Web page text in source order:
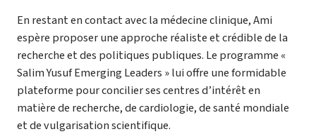
En restant en contact avec la médecine clinique, Ami
espère proposer une approche réaliste et crédible de la
recherche et des politiques publiques. Le programme «
Salim Yusuf Emerging Leaders » lui offre une formidable
plateforme pour concilier ses centres d’intérêt en
matière de recherche, de cardiologie, de santé mondiale
et de vulgarisation scientifique.